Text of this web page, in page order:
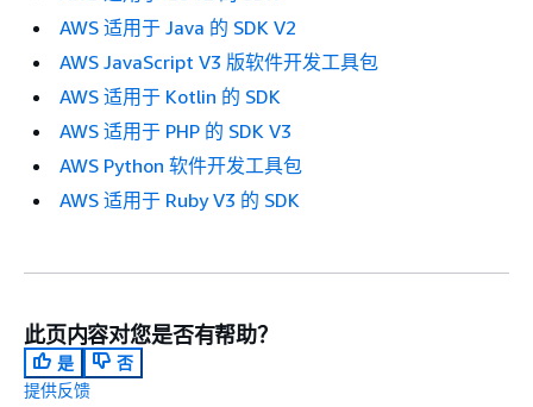
AWS 适用于 Java 的 SDK V2
AWS JavaScript V3 版软件开发工具包
AWS 适用于 Kotlin 的 SDK
AWS 适用于 PHP 的 SDK V3
AWS Python 软件开发工具包
AWS 适用于 Ruby V3 的 SDK
此页内容对您是否有帮助？
是
否
提供反馈